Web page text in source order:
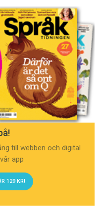
till webben och digital
app
129 KR!